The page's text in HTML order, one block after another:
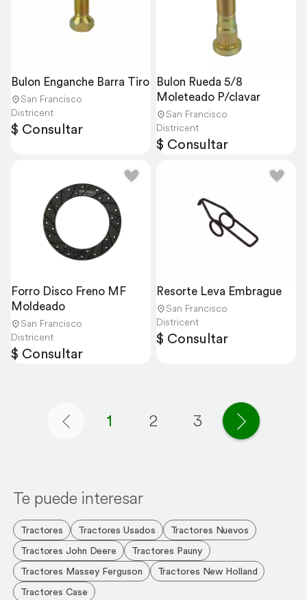
Bulon Enganche Barra Tiro
San Francisco
Districent
$ Consultar
Bulon Rueda 5/8
Moleteado P/clavar
San Francisco
Districent
$ Consultar
Forro Disco Freno MF
Moldeado
San Francisco
Districent
$ Consultar
Resorte Leva Embrague
San Francisco
Districent
$ Consultar
1 2
3
Te puede interesar
Tractores Tractores Usados
Tractores Nuevos
Tractores John Deere
Tractores Pauny
Tractores Massey Ferguson
Tractores New Holland
Tractores Case